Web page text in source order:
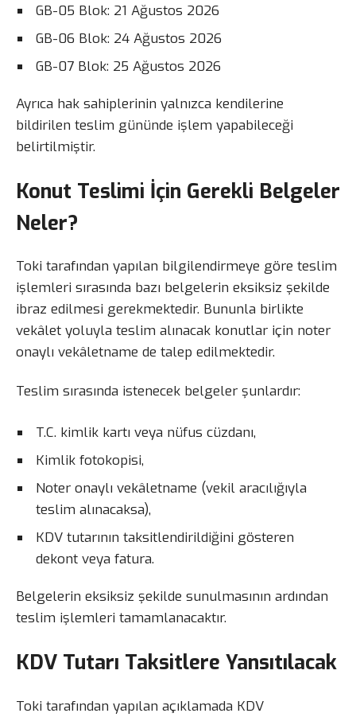
GB-05 Blok: 21 Ağustos 2026
GB-06 Blok: 24 Ağustos 2026
GB-07 Blok: 25 Ağustos 2026
Ayrıca hak sahiplerinin yalnızca kendilerine
bildirilen teslim gününde işlem yapabileceği
belirtilmiştir.
Konut Teslimi İçin Gerekli Belgeler
Neler?
Toki tarafından yapılan bilgilendirmeye göre teslim
işlemleri sırasında bazı belgelerin eksiksiz şekilde
ibraz edilmesi gerekmektedir. Bununla birlikte
vekâlet yoluyla teslim alınacak konutlar için noter
onaylı vekâletname de talep edilmektedir.
Teslim sırasında istenecek belgeler şunlardır:
T.C. kimlik kartı veya nüfus cüzdanı,
Kimlik fotokopisi,
Noter onaylı vekâletname (vekil aracılığıyla
teslim alınacaksa),
KDV tutarının taksitlendirildiğini gösteren
dekont veya fatura.
Belgelerin eksiksiz şekilde sunulmasının ardından
teslim işlemleri tamamlanacaktır.
KDV Tutarı Taksitlere Yansıtılacak
Toki tarafından yapılan açıklamada KDV